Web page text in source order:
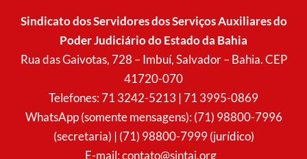
t
g
r
e
b
o
o
k
t
a
p
p
t
u
b
e
Sindicato dos Servidores dos Serviços Auxiliares do
Poder Judiciário do Estado da Bahia
Rua das Gaivotas, 728 – Imbuí, Salvador – Bahia. CEP
41720-070
Telefones: 71 3242-5213 | 71 3995-0869
WhatsApp (somente mensagens): (71) 98800-7996
(secretaria) | (71) 98800-7999 (jurídico)
E-mail:contato@sintaj.org